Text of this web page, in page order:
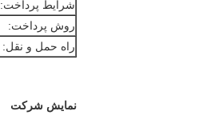
شرایط پرداخت:
روش پرداخت:
راه حمل و نقل:
نمایش شرکت